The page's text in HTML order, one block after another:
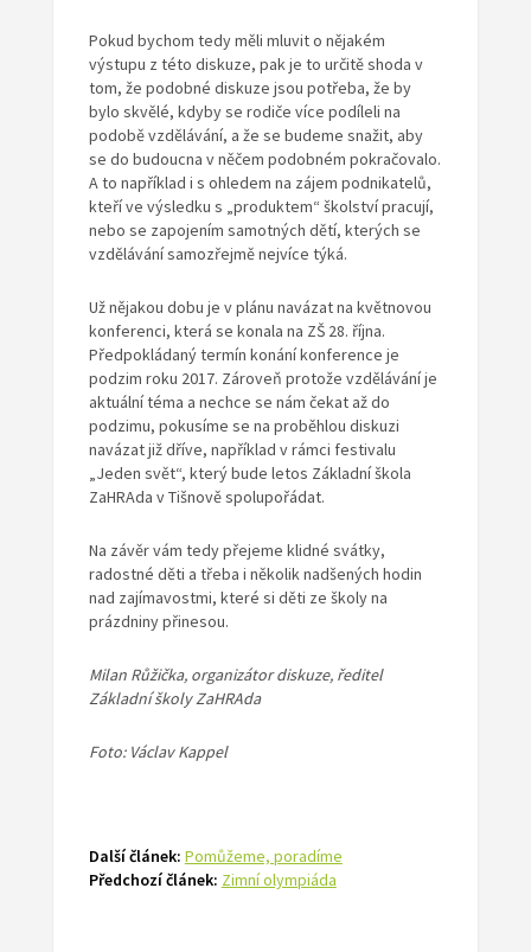
Pokud bychom tedy měli mluvit o nějakém
výstupu z této diskuze, pak je to určitě shoda v
tom, že podobné diskuze jsou potřeba, že by
bylo skvělé, kdyby se rodiče více podíleli na
podobě vzdělávání, a že se budeme snažit, aby
se do budoucna v něčem podobném pokračovalo.
A to například i s ohledem na zájem podnikatelů,
kteří ve výsledku s „produktem“ školství pracují,
nebo se zapojením samotných dětí, kterých se
vzdělávání samozřejmě nejvíce týká.
Už nějakou dobu je v plánu navázat na květnovou
konferenci, která se konala na ZŠ 28. října.
Předpokládaný termín konání konference je
podzim roku 2017. Zároveň protože vzdělávání je
aktuální téma a nechce se nám čekat až do
podzimu, pokusíme se na proběhlou diskuzi
navázat již dříve, například v rámci festivalu
„Jeden svět“, který bude letos Základní škola
ZaHRAda v Tišnově spolupořádat.
Na závěr vám tedy přejeme klidné svátky,
radostné děti a třeba i několik nadšených hodin
nad zajímavostmi, které si děti ze školy na
prázdniny přinesou.
Milan Růžička, organizátor diskuze, ředitel
Základní školy ZaHRAda
Foto: Václav Kappel
Další článek: Pomůžeme, poradíme
Předchozí článek: Zimní olympiáda